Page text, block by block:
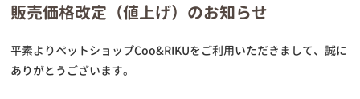
販売価格改定（値上げ）のお知らせ
平素よりペットショップCoo&RIKUをご利用いただきまして、誠に
ありがとうございます。